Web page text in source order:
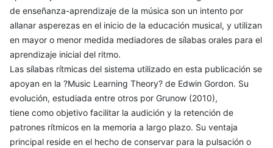
de enseñanza-aprendizaje de la música son un intento por
allanar asperezas en el inicio de la educación musical, y utilizan
en mayor o menor medida mediadores de sílabas orales para el
aprendizaje inicial del ritmo.
Las sílabas rítmicas del sistema utilizado en esta publicación se
apoyan en la ?Music Learning Theory? de Edwin Gordon. Su
evolución, estudiada entre otros por Grunow (2010),
tiene como objetivo facilitar la audición y la retención de
patrones rítmicos en la memoria a largo plazo. Su ventaja
principal reside en el hecho de conservar para la pulsación o